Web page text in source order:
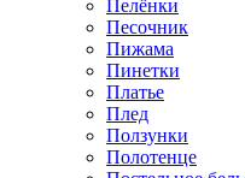
Пелёнки
Песочник
Пижама
Пинетки
Платье
Плед
Ползунки
Полотенце